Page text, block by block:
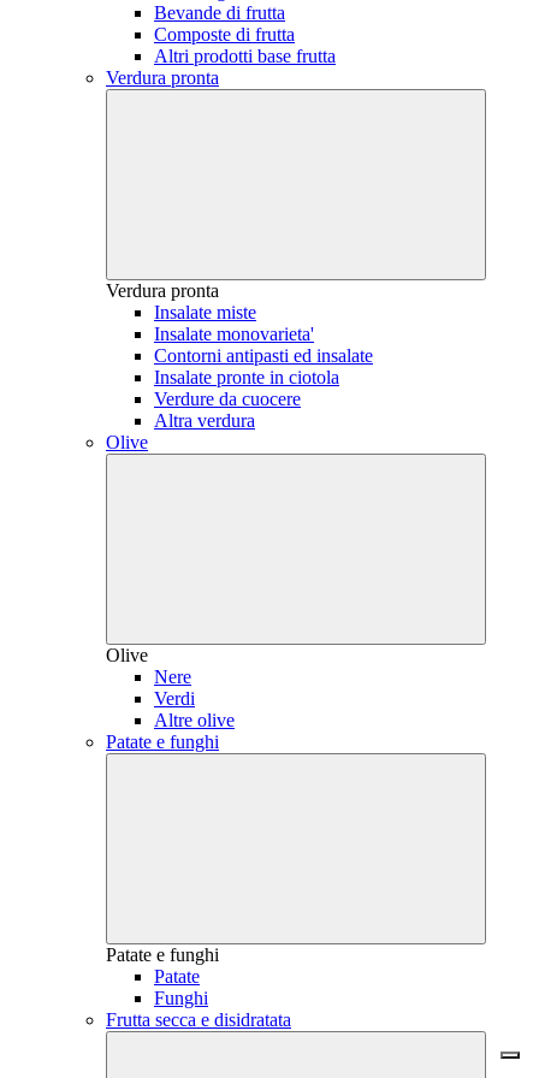
Bevande di frutta
Composte di frutta
Altri prodotti base frutta
Verdura pronta
Verdura pronta
Insalate miste
Insalate monovarieta'
Contorni antipasti ed insalate
Insalate pronte in ciotola
Verdure da cuocere
Altra verdura
Olive
Olive
Nere
Verdi
Altre olive
Patate e funghi
Patate e funghi
Patate
Funghi
Frutta secca e disidratata